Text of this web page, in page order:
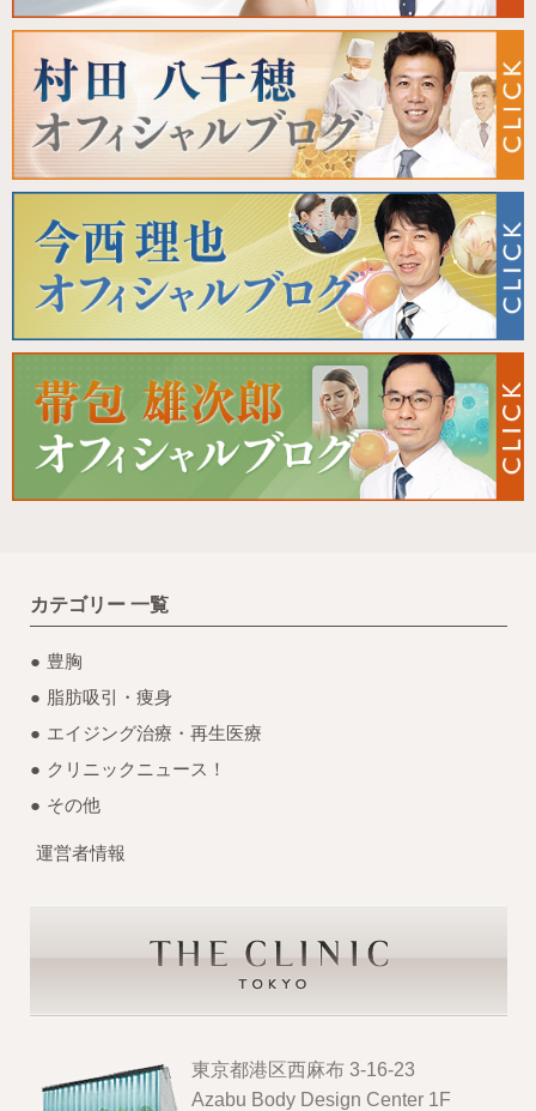
カテゴリー 一覧
豊胸
脂肪吸引・痩身
エイジング治療・再生医療
クリニックニュース！
その他
運営者情報
東京都港区西麻布 3-16-23
Azabu Body Design Center 1F